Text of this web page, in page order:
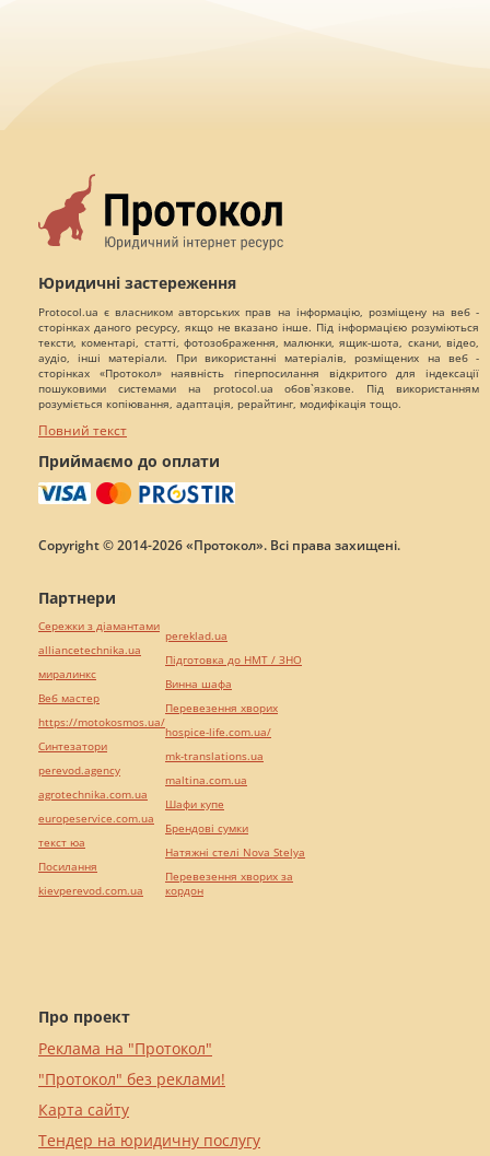
Юридичні застереження
Protocol.ua є власником авторських прав на інформацію, розміщену на веб -
сторінках даного ресурсу, якщо не вказано інше. Під інформацією розуміються
тексти, коментарі, статті, фотозображення, малюнки, ящик-шота, скани, відео,
аудіо, інші матеріали. При використанні матеріалів, розміщених на веб -
сторінках «Протокол» наявність гіперпосилання відкритого для індексації
пошуковими системами на protocol.ua обов`язкове. Під використанням
розуміється копіювання, адаптація, рерайтинг, модифікація тощо.
Повний текст
Приймаємо до оплати
Copyright © 2014-2026 «Протокол». Всі права захищені.
Про проект
Реклама на "Протокол"
"Протокол" без реклами!
Карта сайту
Тендер на юридичну послугу
Партнери
Сережки з діамантами
alliancetechnika.ua
миралинкс
Веб мастер
https://motokosmos.ua/
Синтезатори
perevod.agency
agrotechnika.com.ua
europeservice.com.ua
текст юа
Посилання
kievperevod.com.ua
pereklad.ua
Підготовка до НМТ / ЗНО
Винна шафа
Перевезення хворих
hospice-life.com.ua/
mk-translations.ua
maltina.com.ua
Шафи купе
Брендові сумки
Натяжні стелі Nova Stelya
Перевезення хворих за
кордон